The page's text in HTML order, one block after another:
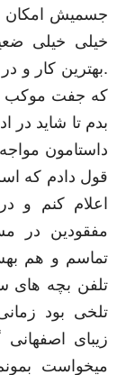
ﺟﺴﻤﯿﺶ ﺍﻣﮑﺎﻥ
ﺧﯿﻠﯽ ﺧﯿﻠﯽ ﺿﻌﯿﻒ
.ﺑﻬﺘﺮﯾﻦ ﮐﺎﺭ ﻭ
ﮐﻪ ﺟﻔﺖ ﻣﻮﮐﺐ
ﺑﺪﻡ ﺗﺎ ﺷﺎﯾﺪ ﺩﺭ
ﺩﺍﺳﺘﺎﻣﻮﻥ
ﻗﻮﻝ ﺩﺍﺩﻡ ﮐﻪ
ﺍﻋﻼﻡ ﮐﻨﻢ ﻭ
ﻣﻔﻘﻮﺩﯾﻦ ﺩﺭ
ﺗﻤﺎﺳﻢ ﻭ ﻫﻢ
ﺗﻠﻔﻦ ﺑﭽﻪ ﻫﺎﯼ
ﺗﻠﺨﯽ ﺑﻮﺩ
ﺯﯾﺒﺎﯼ
ﻣﯿﺨﻮﺍﺳﺖ